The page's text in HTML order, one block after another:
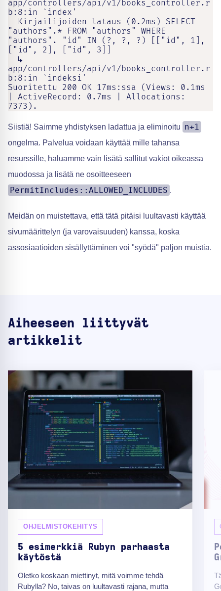
app/controllers/api/v1/books_controller.r
b:8:in `index'
"authors".* FROM "authors" WHERE
"authors". "id" IN (?, ?, ?) [["id", 1],
["id", 2], ["id", 3]]
app/controllers/api/v1/books_controller.r
b:8:in `indeksi'
Suoritettu 200 OK 17ms:ssa (Views: 0.1ms
| ActiveRecord: 0.7ms | Allocations:
7373).
Siistiä! Saimme yhdistyksen ladattua ja eliminoitu n+1
ongelma. Palvelua voidaan käyttää mille tahansa
resurssille, haluamme vain lisätä sallitut vakiot oikeassa
muodossa ja lisätä ne osoitteeseen
PermitIncludes::ALLOWED_INCLUDES .
Meidän on muistettava, että tätä pitäisi luultavasti käyttää
sivumäärittelyn (ja varovaisuuden) kanssa, koska
assosiaatioiden sisällyttäminen voi "syödä" paljon muistia.
Aiheeseen liittyvät
artikkelit
OHJELMISTOKEHITYS
5 esimerkkiä Rubyn parhaasta
käytöstä
Oletko koskaan miettinyt, mitä voimme tehdä
Rubylla? No, taivas on luultavasti rajana, mutta